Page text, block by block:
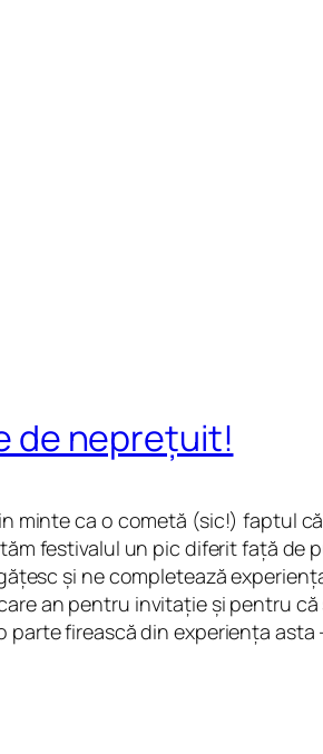
de neprețuit!
minte ca o cometă (sic!) faptul
festivalul un pic diferit față de
și ne completează
an pentru invitație și pentru
firească din experiența